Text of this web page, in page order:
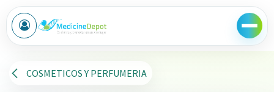
Ir al contenido
COSMETICOS Y PERFUMERIA